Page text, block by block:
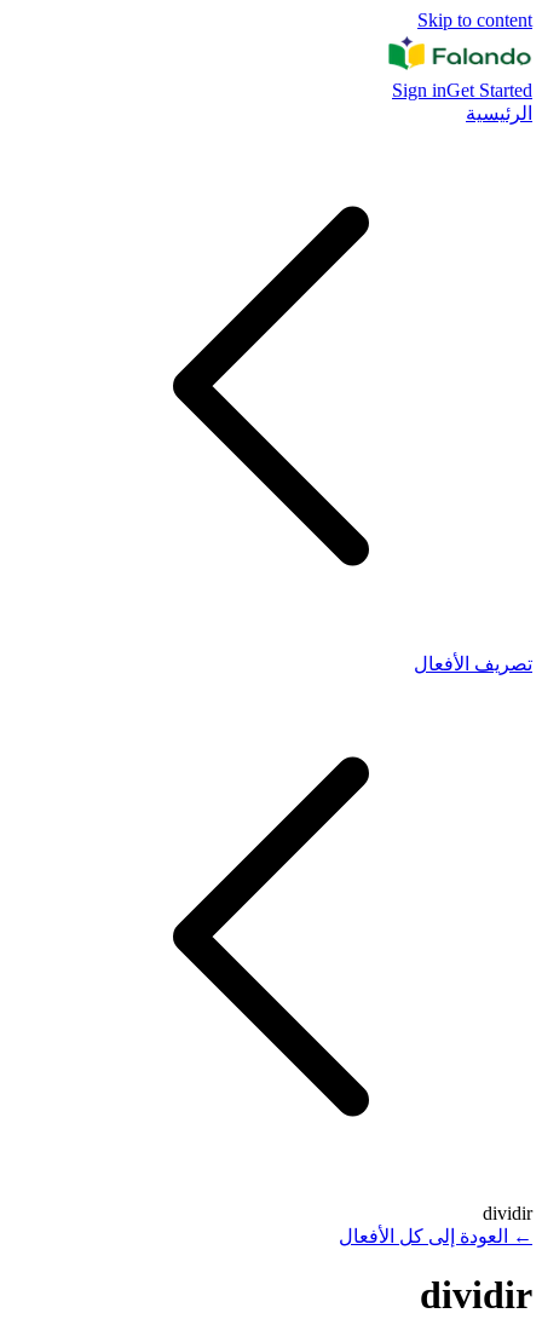
Skip to content
Sign inGet Started
الرئيسية
تصريف الأفعال
dividir
←
العودة إلى كل الأفعال
dividir